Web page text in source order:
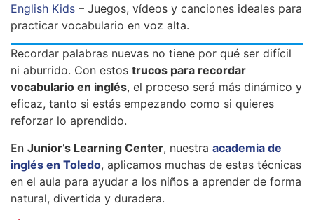
English Kids – Juegos, vídeos y canciones ideales para
practicar vocabulario en voz alta.
Recordar palabras nuevas no tiene por qué ser difícil
ni aburrido. Con estos trucos para recordar
vocabulario en inglés, el proceso será más dinámico y
eficaz, tanto si estás empezando como si quieres
reforzar lo aprendido.
En Junior’s Learning Center, nuestra academia de
inglés en Toledo, aplicamos muchas de estas técnicas
en el aula para ayudar a los niños a aprender de forma
natural, divertida y duradera.